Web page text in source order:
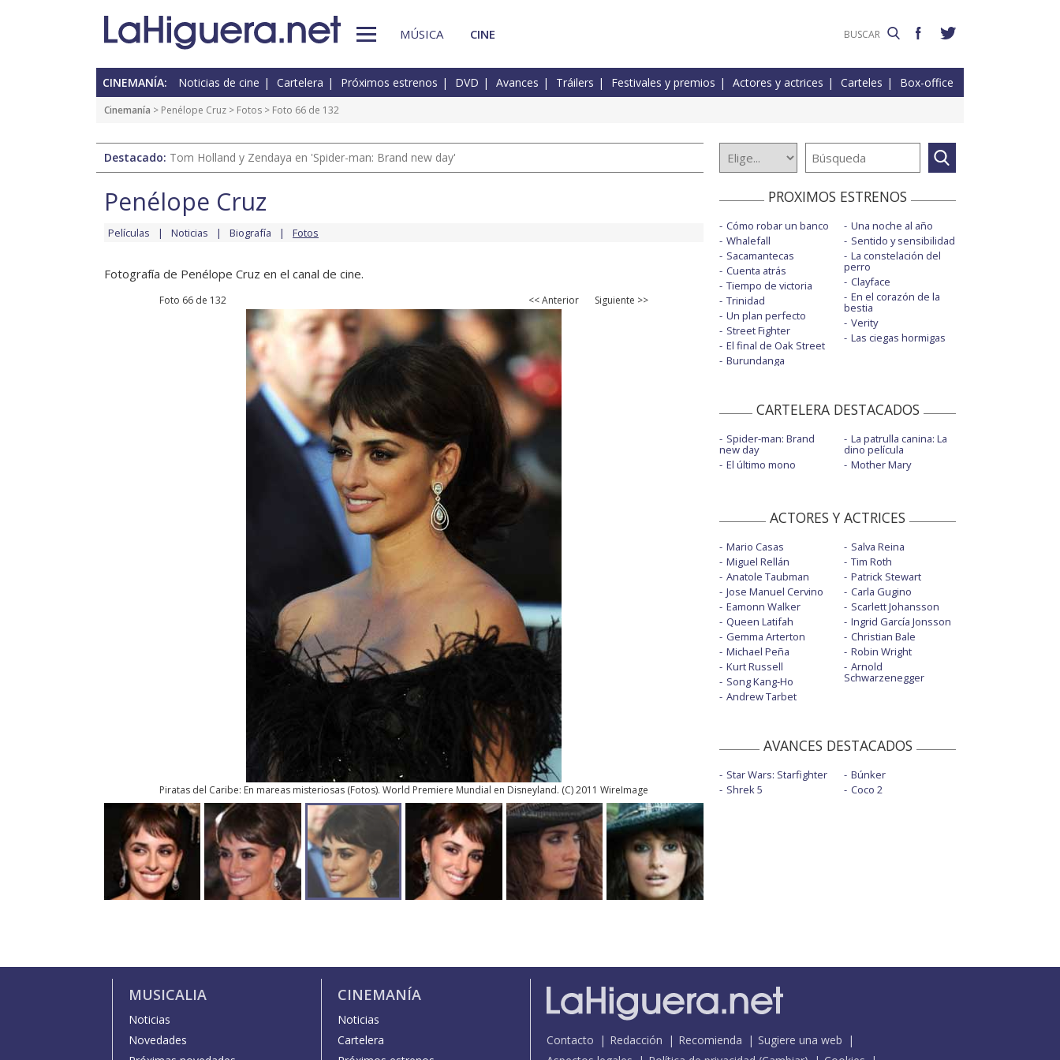
MÚSICA CINE
CINEMANÍA: Noticias de cine Cartelera Próximos estrenos DVD Avances Tráilers Festivales y premios Actores y actrices Carteles Box-office
Cinemanía > Penélope Cruz > Fotos > Foto 66 de 132
Destacado: Tom Holland y Zendaya en 'Spider-man: Brand new day'
Penélope Cruz
Películas Noticias Biografía Fotos
Fotografía de Penélope Cruz en el canal de cine.
Foto 66 de 132 << Anterior Siguiente >>
Piratas del Caribe: En mareas misteriosas (Fotos). World Premiere Mundial en Disneyland. (C) 2011 WireImage
PROXIMOS ESTRENOS
Cómo robar un banco
Whalefall
Sacamantecas
Cuenta atrás
Tiempo de victoria
Trinidad
Un plan perfecto
Street Fighter
El final de Oak Street
Burundanga
Una noche al año
Sentido y sensibilidad
La constelación del
perro
Clayface
En el corazón de la
bestia
Verity
Las ciegas hormigas
CARTELERA DESTACADOS
Spider-man: Brand
new day
El último mono
La patrulla canina: La
dino película
Mother Mary
ACTORES Y ACTRICES
Mario Casas
Miguel Rellán
Anatole Taubman
Jose Manuel Cervino
Eamonn Walker
Queen Latifah
Gemma Arterton
Michael Peña
Kurt Russell
Song Kang-Ho
Andrew Tarbet
Salva Reina
Tim Roth
Patrick Stewart
Carla Gugino
Scarlett Johansson
Ingrid García Jonsson
Christian Bale
Robin Wright
Arnold
Schwarzenegger
AVANCES DESTACADOS
Star Wars: Starfighter
Shrek 5
Búnker
Coco 2
MUSICALIA
Noticias
Novedades
CINEMANÍA
Noticias
Cartelera
Contacto Redacción Recomienda
Sugiere una web